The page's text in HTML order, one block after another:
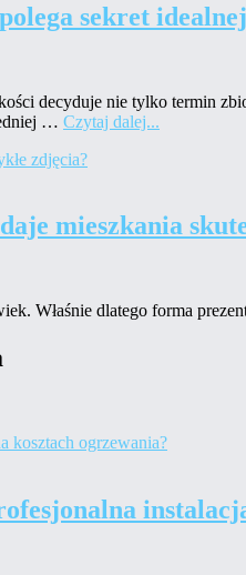
sekret
decyduje nie tylko termin
… Czytaj dalej...
mieszkania
Właśnie dlatego forma